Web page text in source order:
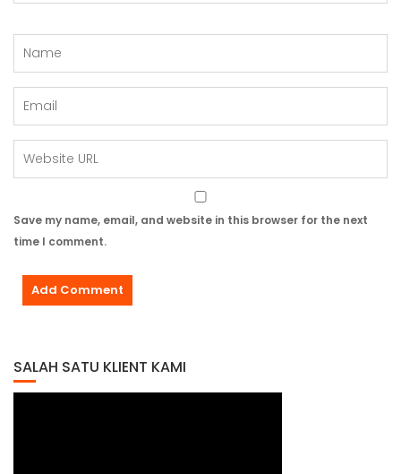
Save my name, email, and website in this browser for the next
time I comment.
SALAH SATU KLIENT KAMI